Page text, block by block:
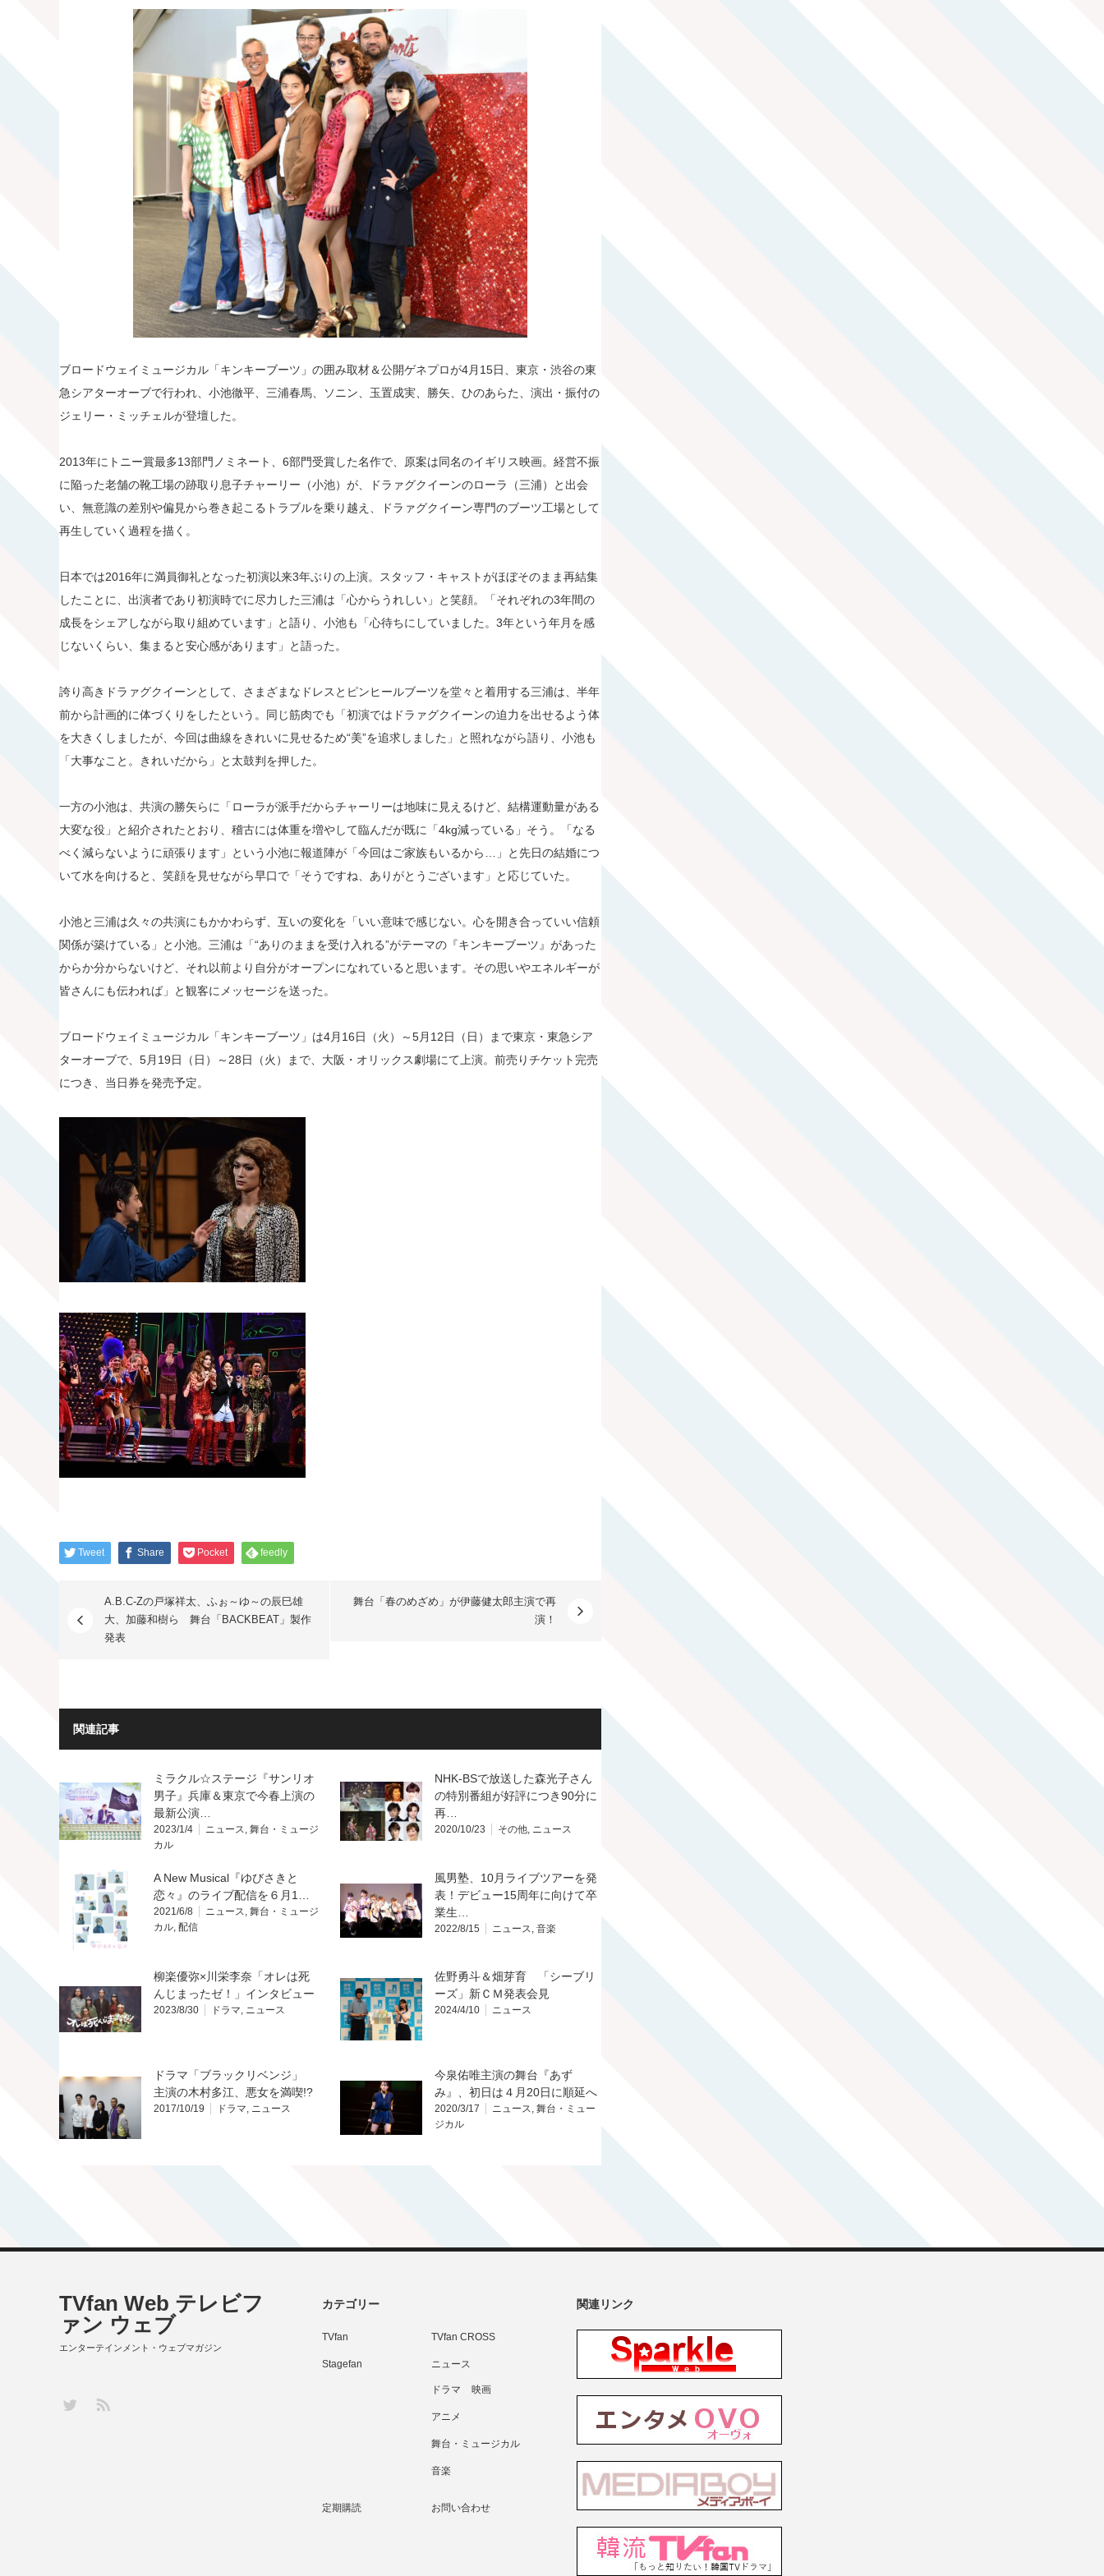
ブロードウェイミュージカル「キンキーブーツ」の囲み取材＆公開ゲネプロが4月15日、東京・渋谷の東
急シアターオーブで行われ、小池徹平、三浦春馬、ソニン、玉置成実、勝矢、ひのあらた、演出・振付の
ジェリー・ミッチェルが登壇した。
2013年にトニー賞最多13部門ノミネート、6部門受賞した名作で、原案は同名のイギリス映画。経営不振
に陥った老舗の靴工場の跡取り息子チャーリー（小池）が、ドラァグクイーンのローラ（三浦）と出会
い、無意識の差別や偏見から巻き起こるトラブルを乗り越え、ドラァグクイーン専門のブーツ工場として
再生していく過程を描く。
日本では2016年に満員御礼となった初演以来3年ぶりの上演。スタッフ・キャストがほぼそのまま再結集
したことに、出演者であり初演時でに尽力した三浦は「心からうれしい」と笑顔。「それぞれの3年間の
成長をシェアしながら取り組めています」と語り、小池も「心待ちにしていました。3年という年月を感
じないくらい、集まると安心感があります」と語った。
誇り高きドラァグクイーンとして、さまざまなドレスとピンヒールブーツを堂々と着用する三浦は、半年
前から計画的に体づくりをしたという。同じ筋肉でも「初演ではドラァグクイーンの迫力を出せるよう体
を大きくしましたが、今回は曲線をきれいに見せるため“美”を追求しました」と照れながら語り、小池も
「大事なこと。きれいだから」と太鼓判を押した。
一方の小池は、共演の勝矢らに「ローラが派手だからチャーリーは地味に見えるけど、結構運動量がある
大変な役」と紹介されたとおり、稽古には体重を増やして臨んだが既に「4kg減っている」そう。「なる
べく減らないように頑張ります」という小池に報道陣が「今回はご家族もいるから…」と先日の結婚につ
いて水を向けると、笑顔を見せながら早口で「そうですね、ありがとうございます」と応じていた。
小池と三浦は久々の共演にもかかわらず、互いの変化を「いい意味で感じない。心を開き合っていい信頼
関係が築けている」と小池。三浦は「“ありのままを受け入れる”がテーマの『キンキーブーツ』があった
からか分からないけど、それ以前より自分がオープンになれていると思います。その思いやエネルギーが
皆さんにも伝われば」と観客にメッセージを送った。
ブロードウェイミュージカル「キンキーブーツ」は4月16日（火）～5月12日（日）まで東京・東急シア
ターオーブで、5月19日（日）～28日（火）まで、大阪・オリックス劇場にて上演。前売りチケット完売
につき、当日券を発売予定。
Tweet Share Pocket feedly
A.B.C-Zの戸塚祥太、ふぉ～ゆ～の辰巳雄
大、加藤和樹ら 舞台「BACKBEAT」製作
発表
舞台「春のめざめ」が伊藤健太郎主演で再
演！
関連記事
ミラクル☆ステージ『サンリオ
男子』兵庫＆東京で今春上演の
最新公演…
2023/1/4 ニュース, 舞台・ミュージ
カル
NHK-BSで放送した森光子さん
の特別番組が好評につき90分に
再…
2020/10/23 その他, ニュース
A New Musical『ゆびさきと
恋々』のライブ配信を６月1…
2021/6/8 ニュース, 舞台・ミュージ
カル, 配信
風男塾、10月ライブツアーを発
表！デビュー15周年に向けて卒
業生…
2022/8/15 ニュース, 音楽
柳楽優弥×川栄李奈「オレは死
んじまったゼ！」インタビュー
2023/8/30 ドラマ, ニュース
佐野勇斗＆畑芽育 「シーブリ
ーズ」新ＣＭ発表会見
2024/4/10 ニュース
ドラマ「ブラックリベンジ」
主演の木村多江、悪女を満喫!?
2017/10/19 ドラマ, ニュース
今泉佑唯主演の舞台『あず
み』、初日は４月20日に順延へ
2020/3/17 ニュース, 舞台・ミュー
ジカル
カテゴリー
TVfan TVfan CROSS
Stagefan ニュース
ドラマ 映画
アニメ
舞台・ミュージカル
音楽
定期購読 お問い合わせ
関連リンク
TVfan Web テレビフ
ァン ウェブ
エンターテインメント・ウェブマガジン
Twitter